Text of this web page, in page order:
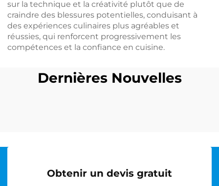
sur la technique et la créativité plutôt que de
craindre des blessures potentielles, conduisant à
des expériences culinaires plus agréables et
réussies, qui renforcent progressivement les
compétences et la confiance en cuisine.
Dernières Nouvelles
Obtenir un devis gratuit